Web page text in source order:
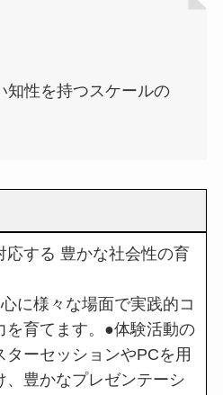
知性を持つスケールの
応する 豊かな社会性の育
に様々な場面で実践的コ
を育てます。●体験活動の
ーセッションやPCを用
、豊かなプレゼンテーシ